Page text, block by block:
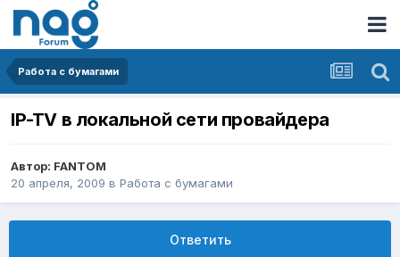
Работа с бумагами
IP-TV в локальной сети провайдера
Автор: FANTOM
20 апреля, 2009 в Работа с бумагами
Ответить